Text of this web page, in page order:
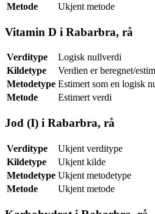
Metode
Ukjent metode
Vitamin D i Rabarbra, rå
Verditype
Logisk nullverdi
Kildetype
Verdien er beregnet/
Metodetype Estimert som en logisk
Metode
Estimert verdi
Jod (I) i Rabarbra, rå
Verditype
Ukjent verditype
Kildetype
Ukjent kilde
Metodetype Ukjent metodetype
Metode
Ukjent metode